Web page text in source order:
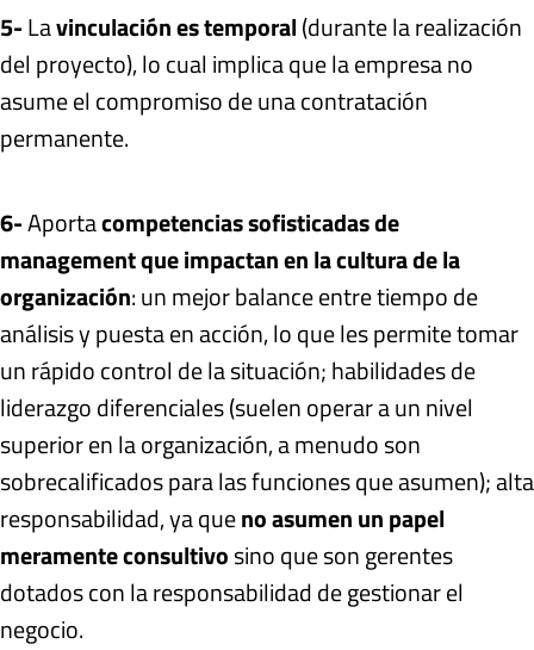
5-Lavinculación es temporal(durante la realización
del proyecto), lo cual implica que la empresa no
asume el compromiso de una contratación
permanente.
6-Aportacompetencias sofisticadas de
management que impactan en la cultura de la
organización: un mejor balance entre tiempo de
análisis y puesta en acción, lo que les permite tomar
un rápido control de la situación; habilidades de
liderazgo diferenciales (suelen operar a un nivel
superior en la organización, a menudo son
sobrecalificados para las funciones que asumen); alta
responsabilidad, ya queno asumen un papel
meramente consultivosino que son gerentes
dotados con la responsabilidad de gestionar el
negocio.